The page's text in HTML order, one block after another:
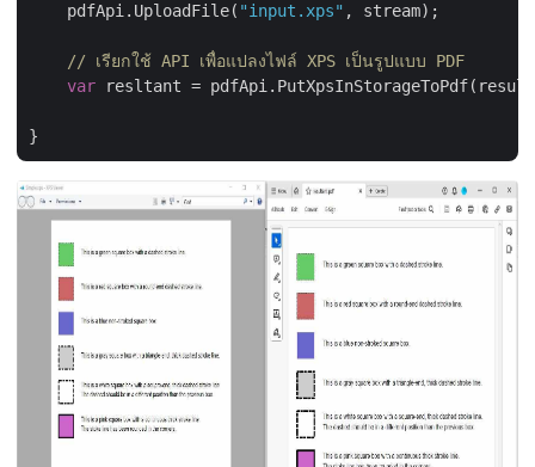
    pdfApi.UploadFile(
"input.xps" , stream);
// เรียกใช้ API เพื่อแปลงไฟล์ XPS เป็นรูปแบบ PDF
var resltant =